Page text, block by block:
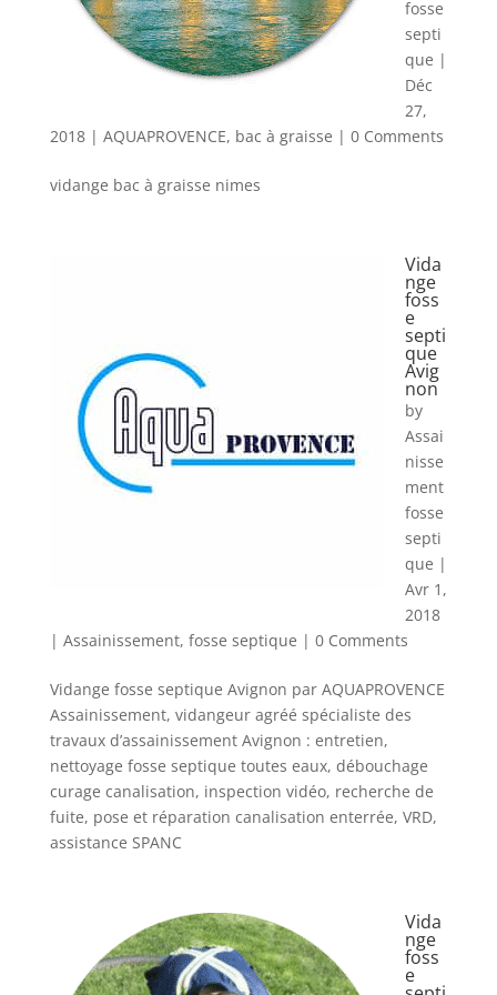
fosse
septi
que |
Déc
27,
2018| AQUAPROVENCE, bac à graisse | 0 Comments
vidange bac à graisse nimes
Vida
nge
foss
e
septi
que
Avig
non
by
Assai
nisse
ment
fosse
septi
que |
Avr 1,
2018
| Assainissement, fosse septique | 0 Comments
Vidange fosse septique Avignon par AQUAPROVENCE
Assainissement, vidangeur agréé spécialiste des
travaux d’assainissement Avignon : entretien,
nettoyage fosse septique toutes eaux, débouchage
curage canalisation, inspection vidéo, recherche de
fuite, pose et réparation canalisation enterrée, VRD,
assistance SPANC
Vida
nge
foss
e